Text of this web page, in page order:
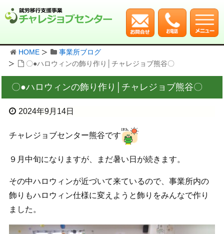
HOME
事業所ブログ
〇●ハロウィンの飾り作り│チャレジョブ熊谷〇
〇●ハロウィンの飾り作り│チャレジョブ熊谷〇
2024年9月14日
チャレジョブセンター熊谷です
９月中旬になりますが、まだ暑い日が続きます。
その中ハロウィンが近づいて来ているので、事業所内の
飾りもハロウィン仕様に変えようと飾りをみんなで作り
ました。